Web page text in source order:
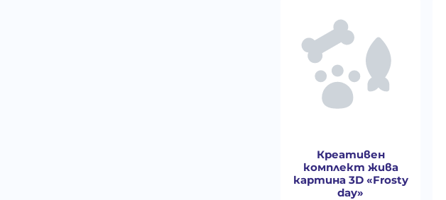
Креативен
комплект жива
картина 3D «Frosty
day»